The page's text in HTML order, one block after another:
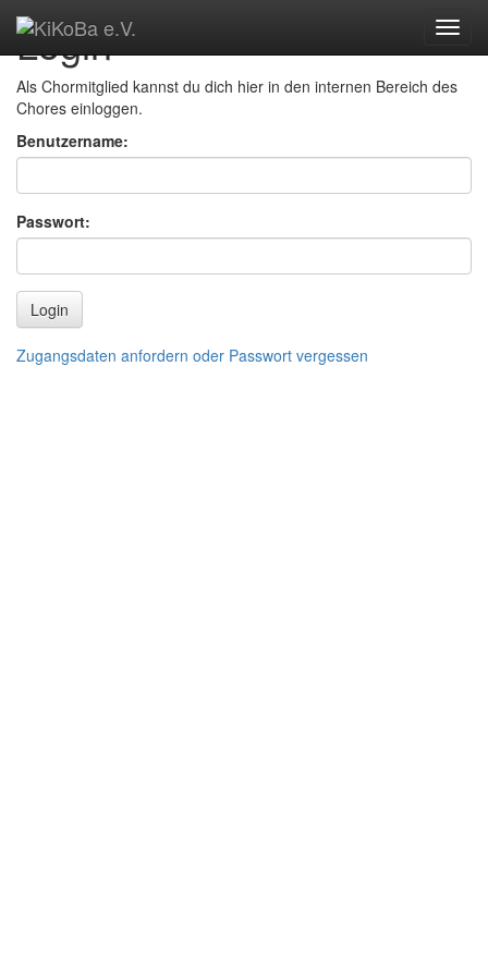
Login
Als Chormitglied kannst du dich hier in den internen Bereich des
Chores einloggen.
Benutzername:
Passwort:
Login
Zugangsdaten anfordern oder Passwort vergessen